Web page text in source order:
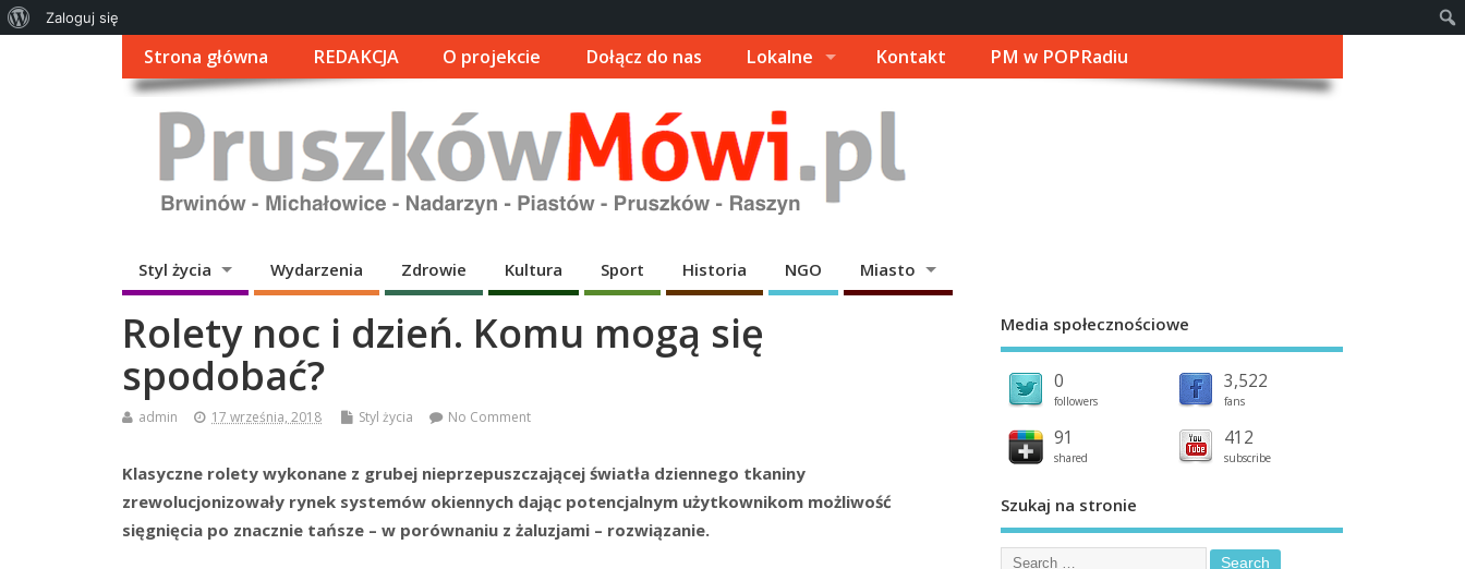
Strona główna REDAKCJA O projekcie Dołącz do nas Lokalne Kontakt PM w POPRadiu
Styl życia Wydarzenia Zdrowie Kultura Sport Historia NGO Miasto
Rolety noc i dzień. Komu mogą się
spodobać?
admin 17 września, 2018 Styl życia No Comment
Klasyczne rolety wykonane z grubej nieprzepuszczającej światła dziennego tkaniny
zrewolucjonizowały rynek systemów okiennych dając potencjalnym użytkownikom możliwość
sięgnięcia po znacznie tańsze – w porównaniu z żaluzjami – rozwiązanie.
Media społecznościowe
0
followers
3,522
fans
91
shared
412
subscribe
Szukaj na stronie
Zaloguj się